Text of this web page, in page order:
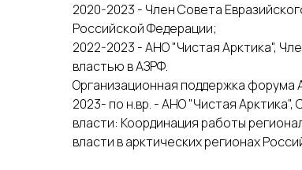
2020-2023 - Член Совета
Российской Федерации;
2022-2023 - АНО "Чистая Арктика",
властью в АЗРФ.
Организационная поддержка форума
2023- по н.вр. - АНО "Чистая
власти: Координация работы
власти в арктических регионах